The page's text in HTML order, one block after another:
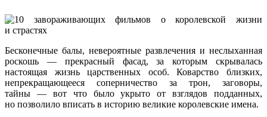
Бесконечные балы, невероятные развлечения и неслыханная
роскошь — прекрасный фасад, за которым скрывалась
настоящая жизнь царственных особ. Коварство близких,
непрекращающееся соперничество за трон, заговоры,
тайны — вот что было укрыто от взглядов подданных,
но позволило вписать в историю великие королевские имена.